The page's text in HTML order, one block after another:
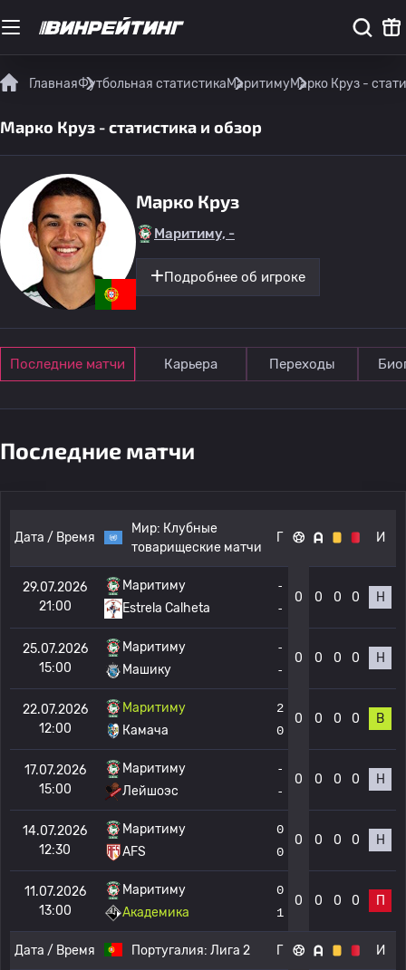
ГлавнаяФутбольная статистикаМаритимуМарко Круз -
Марко Круз - статистика и обзор
Марко Круз
Маритиму, -
Подробнее об игроке
Последние матчи Карьера Переходы
Последние матчи
Дата / Время
Мир: Клубные
товарищеские матчи
Г И
29.07.2026
21:00
Маритиму
Estrela Calheta
-
-
0 0 0 0 Н
25.07.2026
15:00
Маритиму
Машику
-
-
0 0 0 0 Н
22.07.2026
12:00
Маритиму
Камача
2
0
0 0 0 0 В
17.07.2026
15:00
Маритиму
Лейшоэс
-
-
0 0 0 0 Н
14.07.2026
12:30
Маритиму
AFS
0
0
0 0 0 0 Н
11.07.2026
13:00
Маритиму
Академика
0
1
0 0 0 0 П
Дата / Время Португалия: Лига 2 Г И